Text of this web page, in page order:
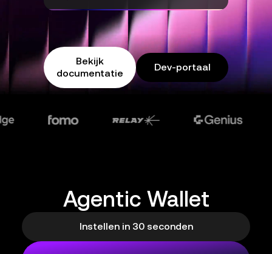
Bekijk
documentatie
Dev-portaal
Agentic Wallet
Instellen in 30 seconden